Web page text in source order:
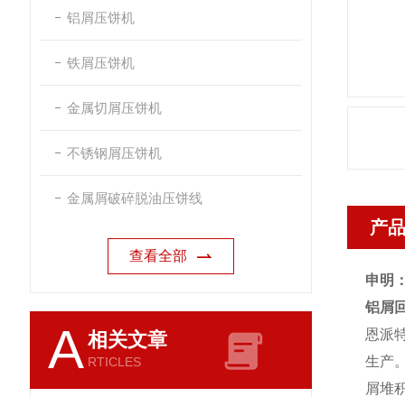
铝屑压饼机
铁屑压饼机
金属切屑压饼机
不锈钢屑压饼机
金属屑破碎脱油压饼线
查看全部
A相关文章
RTICLES
产
申明
铝屑
恩派
生产
屑堆